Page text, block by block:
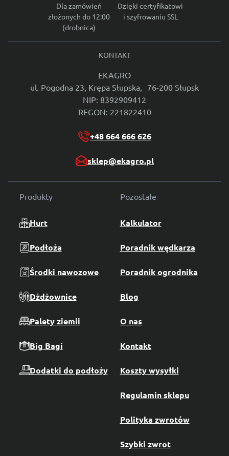
Dla zamówień
złożonych do 12:00
(drobnica)
Dzięki certyfikatowi
i szyfrowaniu SSL
KONTAKT
EKAGRO
ul. Pogodna 23, Krępa Słupska, 76-200 Słupsk
NIP: 8392909412
REGON: 221822410
+48 664 666 626
sklep@ekagro.pl
Produkty
Hurt
Podłoża
Środki nawozowe
Dżdżownice
Palety ziemii
Big Bagi
Dodatki do podłoży
Pozostałe
Kalkulator
Poradnik wędkarza
Poradnik ogrodnika
Blog
O nas
Kontakt
Koszty wysyłki
Regulamin sklepu
Polityka zwrotów
Szybki zwrot